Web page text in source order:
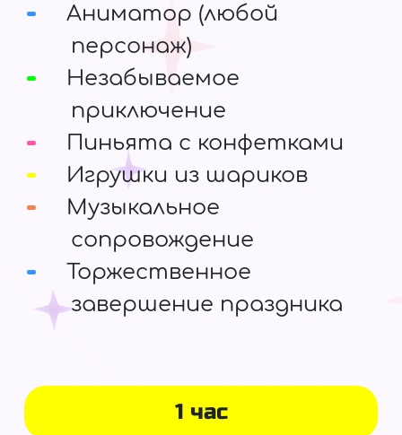
1 час
Аниматор (любой
персонаж)
Незабываемое
приключение
Пиньята с конфетками
Игрушки из шариков
Музыкальное
сопровождение
Торжественное
завершение праздника